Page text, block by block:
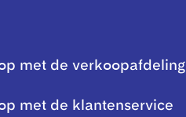
met de verkoopafdeling
met de klantenservice